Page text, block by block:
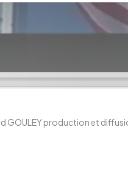
GOULEY production et